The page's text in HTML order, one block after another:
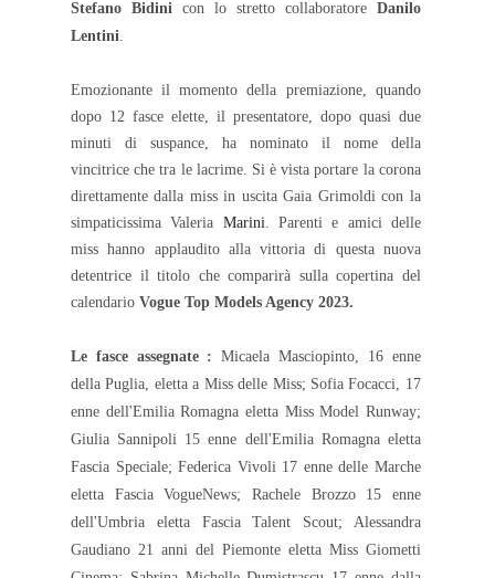
Stefano Bidini con lo stretto collaboratoreDanilo
Lentini
Emozionante il momento della premiazione, quando
dopo 12 fasce elette, il presentatore, dopo quasi due
minuti di suspance, ha nominato il nome della
vincitrice che tra le lacrime. Si è vista portare la corona
direttamente dalla miss in uscita Gaia Grimoldi con la
simpaticissima Valeria Marini . Parenti e amici delle
miss hanno applaudito alla vittoria di questa nuova
detentrice il titolo che comparirà sulla copertina del
calendario Vogue Top Models Agency 2023.
Le fasce assegnate : Micaela Masciopinto, 16 enne
della Puglia, eletta a Miss delle Miss; Sofia Focacci, 17
enne dell'Emilia Romagna eletta Miss Model Runway;
Giulia Sannipoli 15 enne dell'Emilia Romagna eletta
Fascia Speciale; Federica Vivoli 17 enne delle Marche
eletta Fascia VogueNews; Rachele Brozzo 15 enne
dell'Umbria eletta Fascia Talent Scout; Alessandra
Gaudiano 21 anni del Piemonte eletta Miss Giometti